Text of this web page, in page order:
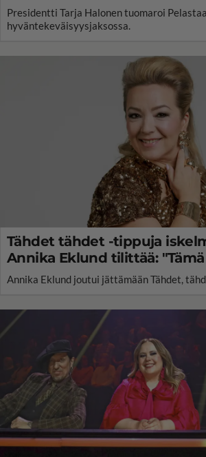
Presidentti Tarja Halonen tuomaroi
hyväntekeväisyysjaksossa.
Tähdet tähdet -tippuja
Annika Eklund tilittää: "Tämä
Annika Eklund joutui jättämään Tähdet,